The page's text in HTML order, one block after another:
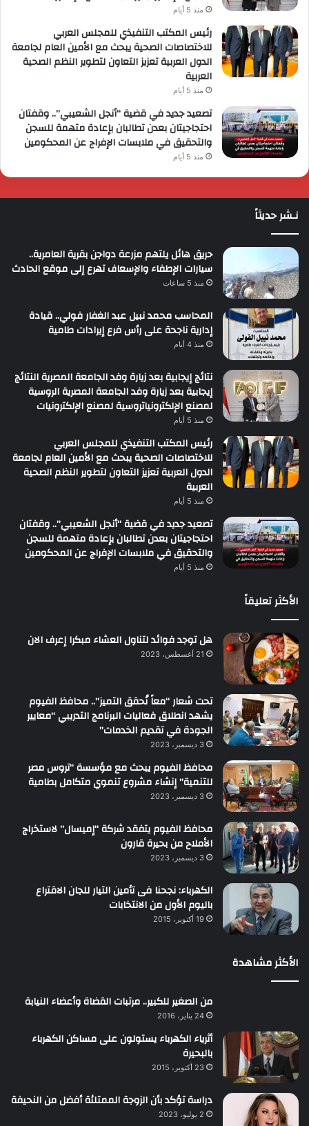
منذ 5 أيام
رئيس المكتب التنفيذي للمجلس العربي
للاختصاصات الصحية يبحث مع الأمين العام لجامعة
الدول العربية تعزيز التعاون لتطوير النظم الصحية
العربية
منذ 5 أيام
تصعيد جديد في قضية “أنجل الشعيبي”.. وقفتان
احتجاجيتان بعدن تطالبان بإعادة متهمة للسجن
والتحقيق في ملابسات الإفراج عن المحكومين
منذ 5 أيام
نـشر حديثاً
حريق هائل يلتهم مزرعة دواجن بقرية العامرية..
سيارات الإطفاء والإسعاف تهرع إلى موقع الحادث
منذ 5 ساعات
المحاسب محمد نبيل عبد الغفار فولي.. قيادة
إدارية ناجحة على رأس فرع إيرادات طامية
منذ 4 أيام
نتائج إيجابية بعد زيارة وفد الجامعة المصرية النتائج
إيجابية بعد زيارة وفد الجامعة المصرية الروسية
لمصنع الإلكترونياتروسية لمصنع الإلكترونيات
منذ 5 أيام
رئيس المكتب التنفيذي للمجلس العربي
للاختصاصات الصحية يبحث مع الأمين العام لجامعة
الدول العربية تعزيز التعاون لتطوير النظم الصحية
العربية
منذ 5 أيام
تصعيد جديد في قضية “أنجل الشعيبي”.. وقفتان
احتجاجيتان بعدن تطالبان بإعادة متهمة للسجن
والتحقيق في ملابسات الإفراج عن المحكومين
منذ 5 أيام
الأكثر تعليقاً
هل توجد فوائد لتناول العشاء مبكرا إعرف الان
21 أغسطس، 2023
تحت شعار “معاً نُحقق التميز”.. محافظ الفيوم
يشهد انطلاق فعاليات البرنامج التدريبي “معايير
الجودة في تقديم الخدمات”
3 ديسمبر، 2023
محافظ الفيوم يبحث مع مؤسسة “تروس مصر
للتنمية” إنشاء مشروع تنموي متكامل بطامية
3 ديسمبر، 2023
محافظ الفيوم يتفقد شركة “إميسال” لاستخراج
الأملاح من بحيرة قارون
3 ديسمبر، 2023
الكهرباء: نجحنا فى تأمين التيار للجان الاقتراع
باليوم الأول من الانتخابات
19 أكتوبر، 2015
الأكثر مشاهدة
من الصغير للكبير.. مرتبات القضاة وأعضاء النيابة
24 يناير، 2016
أثرياء الكهرباء يستولون على مساكن الكهرباء
بالبحيرة
23 أكتوبر، 2015
دراسة تؤكد بأن الزوجة الممتلئة أفضل من النحيفة
2 يوليو، 2023